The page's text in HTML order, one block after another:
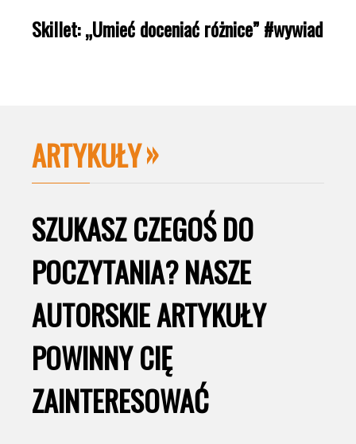
Skillet: „Umieć doceniać różnice” #wywiad
ARTYKUŁY
SZUKASZ CZEGOŚ DO
POCZYTANIA? NASZE
AUTORSKIE ARTYKUŁY
POWINNY CIĘ
ZAINTERESOWAĆ